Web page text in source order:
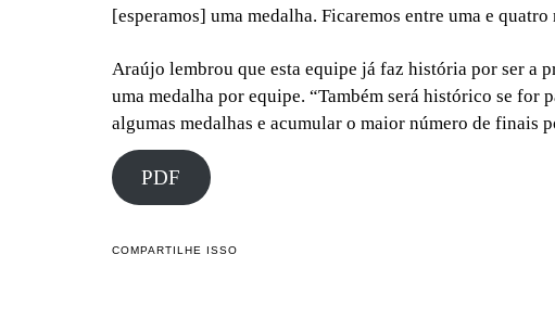
[esperamos] uma medalha. Ficaremos entre uma e
Araújo lembrou que esta equipe já faz história por ser a
uma medalha por equipe. “Também será histórico se for
algumas medalhas e acumular o maior número de finais
PDF
COMPARTILHE ISSO